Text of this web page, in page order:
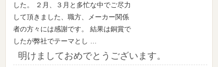
した。 ２月、３月と多忙な中でご尽力
して頂きました、職方、メーカー関係
者の方々には感謝です。 結果は銅賞で
したが弊社でテーマとし …
明けましておめでとうございます。